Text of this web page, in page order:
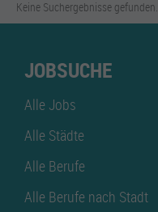
Keine Suchergebnisse gefunden.
JOBSUCHE
Alle Jobs
Alle Städte
Alle Berufe
Alle Berufe nach Stadt